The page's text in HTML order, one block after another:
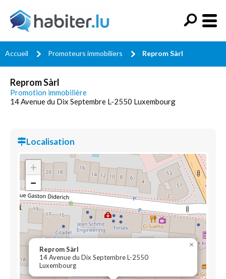
Accueil Promoteurs immobiliers Reprom Sàrl
Reprom Sàrl
Promotion immobilière
14 Avenue du Dix Septembre L-2550 Luxembourg
Localisation
Reprom Sàrl
14 Avenue du Dix Septembre L-2550
Luxembourg
×
+
−